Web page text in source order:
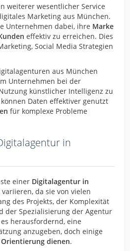
weiterer wesentlicher Service
Marketing aus München.
Unternehmen dabei, ihre Marke
effektiv zu erreichen. Dies
Social Media Strategien
aus München
Unternehmen bei der
künstlicher Intelligenz zu
Daten effektiver genutzt
für komplexe Probleme
in
einer Digitalagentur in
da sie von vielen
des Projekts, der Komplexität
der Spezialisierung der Agentur
herausfordernd, eine
anzugeben, doch einige
dienen.